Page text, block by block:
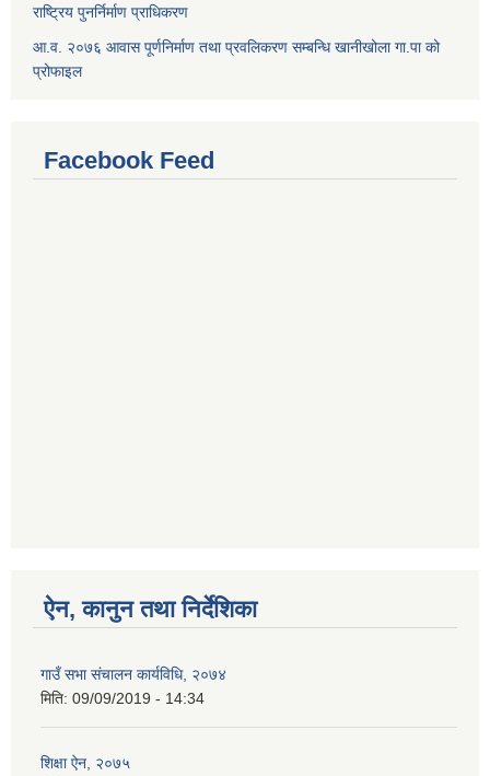
राष्ट्रिय पुनर्निर्माण प्राधिकरण
आ.व. २०७६ आवास पूर्णनिर्माण तथा प्रवलिकरण सम्बन्धि खानीखोला गा.पा को
प्रोफाइल
Facebook Feed
ऐन, कानुन तथा निर्देशिका
गाउँ सभा संचालन कार्यविधि, २०७४
मिति: 09/09/2019 - 14:34
शिक्षा ऐन, २०७५